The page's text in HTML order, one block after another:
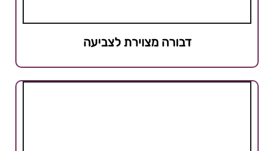
דבורה מצוירת לצביעה